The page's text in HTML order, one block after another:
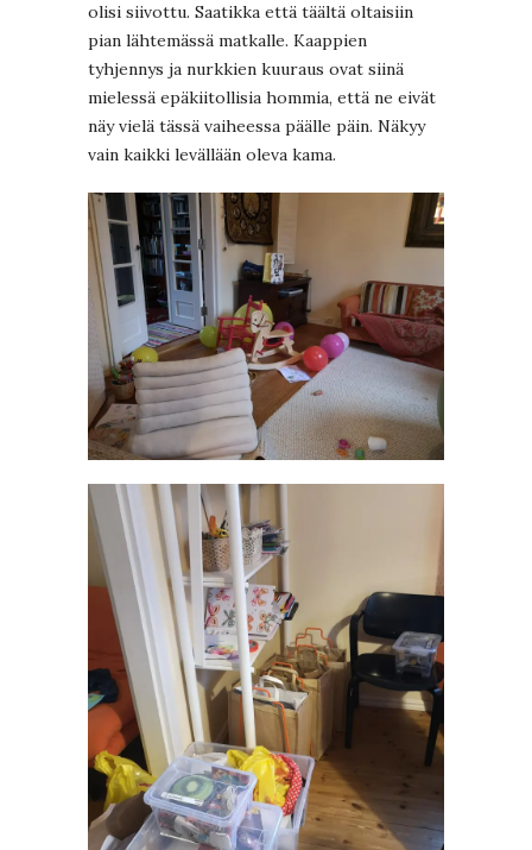
olisi siivottu. Saatikka että täältä oltaisiin
pian lähtemässä matkalle. Kaappien
tyhjennys ja nurkkien kuuraus ovat siinä
mielessä epäkiitollisia hommia, että ne eivät
näy vielä tässä vaiheessa päälle päin. Näkyy
vain kaikki levällään oleva kama.